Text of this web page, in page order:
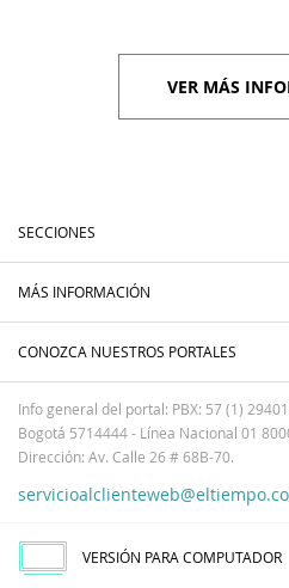
VER MÁS
SECCIONES
MÁS INFORMACIÓN
CONOZCA NUESTROS PORTALES
Info general del portal: PBX: 57 (1)
Bogotá 5714444 - Línea Nacional 01
Dirección: Av. Calle 26 # 68B-70.
VERSIÓN PARA COMPUTADOR